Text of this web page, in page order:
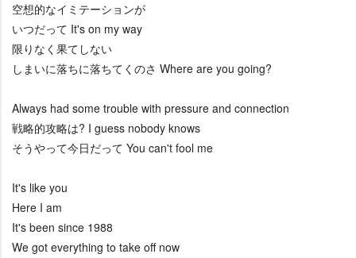
空想的なイミテーションが
いつだって It's on my way
限りなく果てしない
しまいに落ちに落ちてくのさ Where are you going?
Always had some trouble with pressure and connection
戦略的攻略は? I guess nobody knows
そうやって今日だって You can't fool me
It's like you
Here I am
It's been since 1988
We got everything to take off now